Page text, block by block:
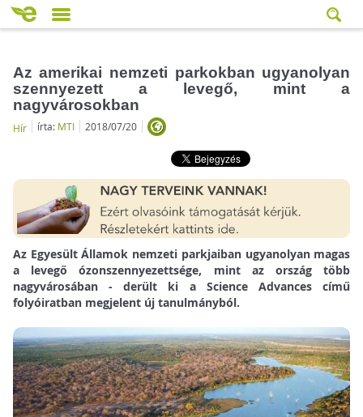
Az amerikai nemzeti parkokban ugyanolyan
szennyezett a levegő, mint a
nagyvárosokban
Hír írta: MTI 2018/07/20
Az Egyesült Államok nemzeti parkjaiban ugyanolyan magas
a levegő ózonszennyezettsége, mint az ország több
nagyvárosában - derült ki a Science Advances című
folyóiratban megjelent új tanulmányból.